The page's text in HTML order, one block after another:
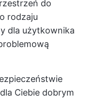
do
rodzaju
dla użytkownika
Ciebie dobrym